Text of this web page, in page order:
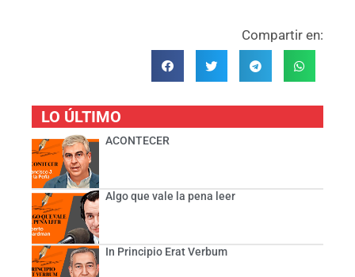
Compartir en:
LO ÚLTIMO
ACONTECER
Algo que vale la pena leer
In Principio Erat Verbum